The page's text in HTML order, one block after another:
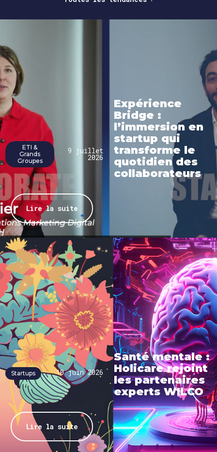
ETI &
Grands
Groupes
9 juillet
2026
Expérience
Bridge :
l’immersion en
startup qui
transforme le
quotidien des
collaborateurs
Lire la suite
Startups 10 juin 2026
Santé mentale :
Holicare rejoint
les partenaires
experts WILCO
Lire la suite